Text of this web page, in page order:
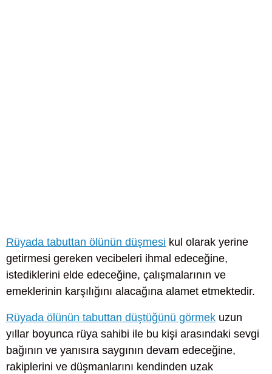
Rüyada tabuttan ölünün düşmesi kul olarak yerine
getirmesi gereken vecibeleri ihmal edeceğine,
istediklerini elde edeceğine, çalışmalarının ve
emeklerinin karşılığını alacağına alamet etmektedir.
Rüyada ölünün tabuttan düştüğünü görmek uzun
yıllar boyunca rüya sahibi ile bu kişi arasındaki sevgi
bağının ve yanısıra saygının devam edeceğine,
rakiplerini ve düşmanlarını kendinden uzak